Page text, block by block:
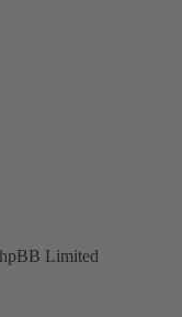
Limited